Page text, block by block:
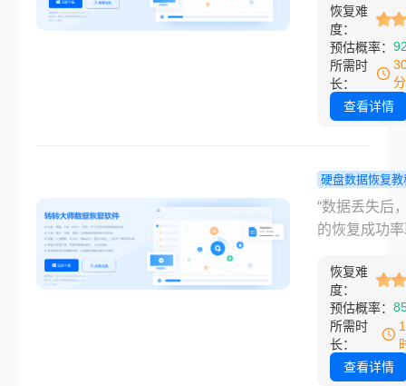
别担心，本
您提供一套
到精通的磁
全攻略，无
Windows、
用户，都能
法！
收到大量关
恢复的咨询
是相机、无
卡误格式化
片恢复问题
却面临文件
恢复失败甚
泄露的困境
相机上格式
片怎么恢复
天，小编将
年测评经验
解析相机格
片恢复的常
法，帮你避
恢复难
度：
预估概率：
所需时
长：
查看详情
硬盘数据恢复教
么恢复移动
数据？5种
“数据丢失后
的恢复成功
选择——但大
人都在第一
了！”作为一
电脑软件测
的博主，小
恢复难
度：
预估概率：
所需时
长：
查看详情